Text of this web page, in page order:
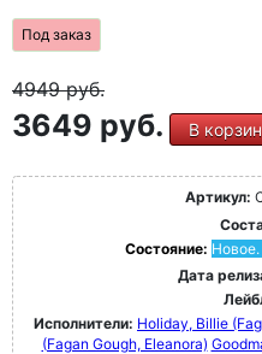
Под заказ
4949руб.
3649 руб. В
Артикул:
Состояние: Новое.
Дата
Исполнители: Holiday, Billie
(Fagan Gough, Eleanora)